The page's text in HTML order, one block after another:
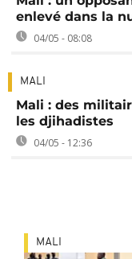
enlevé dans la
04/05 - 08:08
MALI
Mali : des
les djihadistes
04/05 - 12:36
MALI